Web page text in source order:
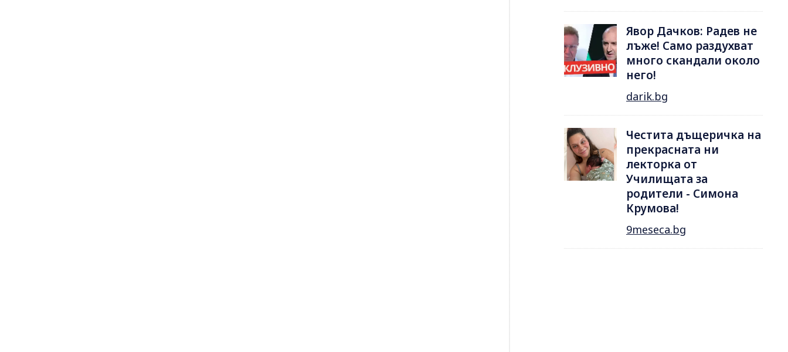
Явор Дачков: Радев не
лъже! Само раздухват
много скандали около
него!
darik.bg
Честита дъщеричка на
прекрасната ни
лекторка от
Училищата за
родители - Симона
Крумова!
9meseca.bg